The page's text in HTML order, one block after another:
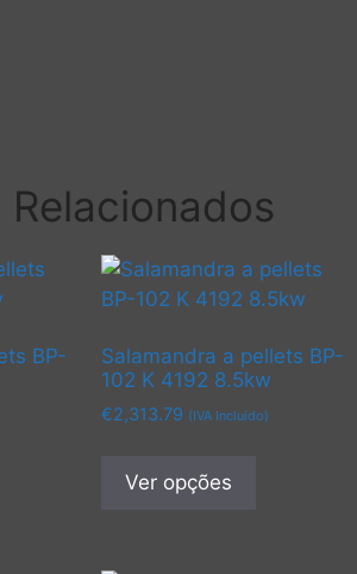
BP-
Salamandra a pellets BP-
102 K 4192 8.5kw
€2,313.79 (IVA Incluído)
Ver opções